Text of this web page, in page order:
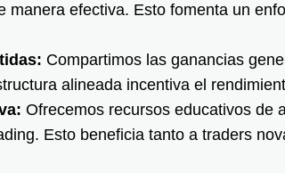
manera efectiva. Esto fomenta un
Compartimos las ganancias
alineada incentiva el
Ofrecemos recursos educativos de
Esto beneficia tanto a traders